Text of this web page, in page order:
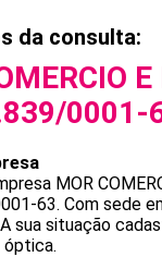
da consulta:
0001-
MOR
63. Com sede
A sua situação